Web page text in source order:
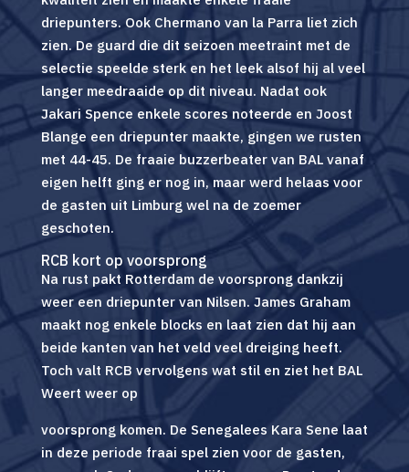
driepunters. Ook Chermano van la Parra liet zich
zien. De guard die dit seizoen meetraint met de
selectie speelde sterk en het leek alsof hij al veel
langer meedraaide op dit niveau. Nadat ook
Jakari Spence enkele scores noteerde en Joost
Blange een driepunter maakte, gingen we rusten
met 44-45. De fraaie buzzerbeater van BAL vanaf
eigen helft ging er nog in, maar werd helaas voor
de gasten uit Limburg wel na de zoemer
geschoten.
RCB kort op voorsprong
Na rust pakt Rotterdam de voorsprong dankzij
weer een driepunter van Nilsen. James Graham
maakt nog enkele blocks en laat zien dat hij aan
beide kanten van het veld veel dreiging heeft.
Toch valt RCB vervolgens wat stil en ziet het BAL
Weert weer op
voorsprong komen. De Senegalees Kara Sene laat
in deze periode fraai spel zien voor de gasten,